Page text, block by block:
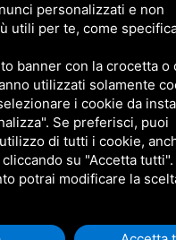
personalizzati e non
utili per te, come
banner con la crocetta o
utilizzati solamente
i cookie da
Se preferisci, puoi
di tutti i cookie,
su "Accetta tutti".
potrai modificare la